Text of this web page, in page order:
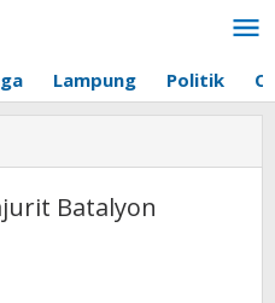
Lampung Politik
Batalyon